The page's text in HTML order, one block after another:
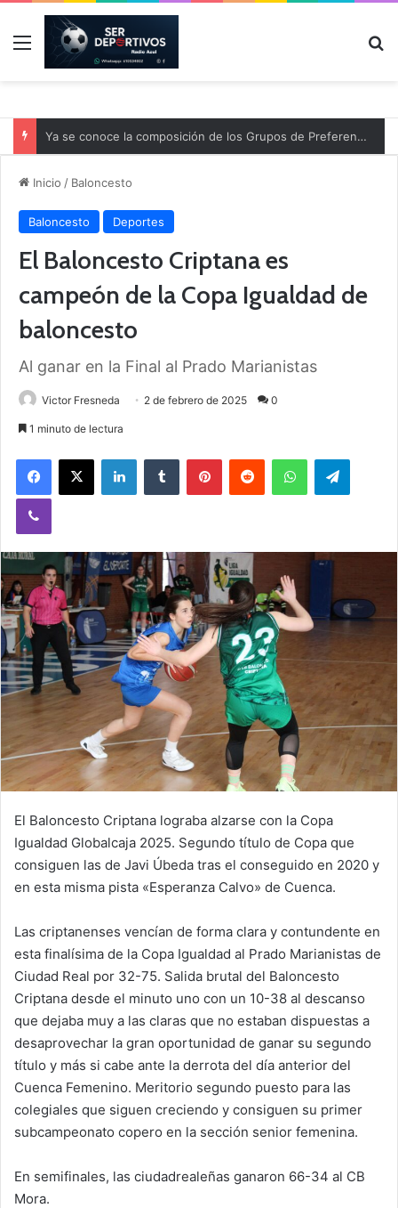
Menú
Ya se conoce la composición de los Grupos de Preferente y el calendario
Inicio / Baloncesto
Baloncesto Deportes
El Baloncesto Criptana es
campeón de la Copa Igualdad de
baloncesto
Al ganar en la Final al Prado Marianistas
Victor Fresneda 2 de febrero de 2025 0
1 minuto de lectura
El Baloncesto Criptana lograba alzarse con la Copa
Igualdad Globalcaja 2025. Segundo título de Copa que
consiguen las de Javi Úbeda tras el conseguido en 2020 y
en esta misma pista «Esperanza Calvo» de Cuenca.
Las criptanenses vencían de forma clara y contundente en
esta finalísima de la Copa Igualdad al Prado Marianistas de
Ciudad Real por 32-75. Salida brutal del Baloncesto
Criptana desde el minuto uno con un 10-38 al descanso
que dejaba muy a las claras que no estaban dispuestas a
desaprovechar la gran oportunidad de ganar su segundo
título y más si cabe ante la derrota del día anterior del
Cuenca Femenino. Meritorio segundo puesto para las
colegiales que siguen creciendo y consiguen su primer
subcampeonato copero en la sección senior femenina.
En semifinales, las ciudadrealeñas ganaron 66-34 al CB
Mora.